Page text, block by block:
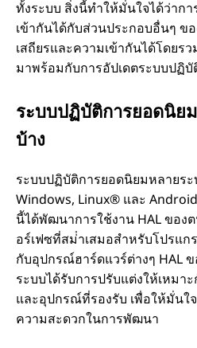
ทั้งระบบ สิ่งนี้ทําให้มั่นใจได้ว่ากา
เข้ากันได้กับส่วนประกอบอื่นๆ ข
เสถียรและความเข้ากันได้โดยรว
มาพร้อมกับการอัปเดตระบบปฏิบั
ระบบปฏิบัติการยอดนิย
บ้าง
ระบบปฏิบัติการยอดนิยมหลายระ
Windows, Linux® และ
นี้ได้พัฒนาการใช้งาน HAL ของต
อร์เฟซที่สม่ําเสมอสําหรับโปรแ
กับอุปกรณ์ฮาร์ดแวร์ต่างๆ HAL
ระบบได้รับการปรับแต่งให้เหมา
และอุปกรณ์ที่รองรับ เพื่อให้มั่นใ
ความสะดวกในการพัฒนา